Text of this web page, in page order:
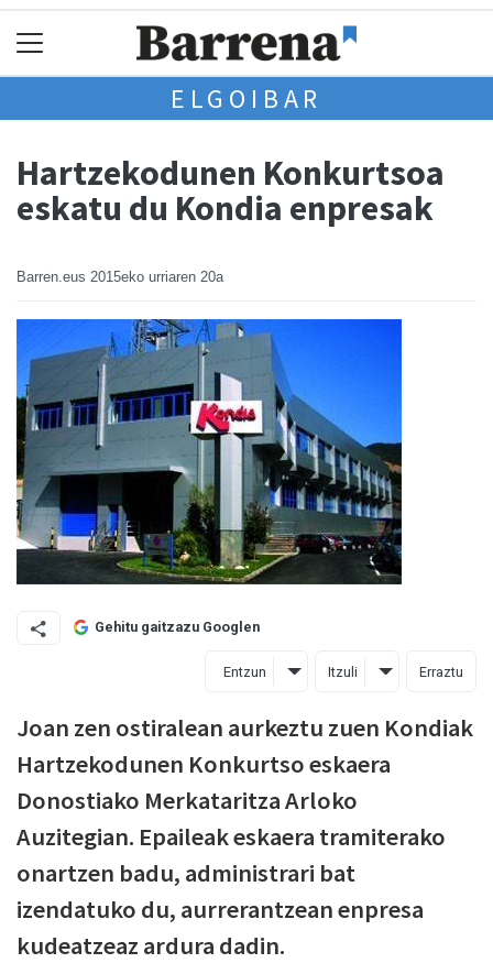
ELGOIBAR
Hartzekodunen Konkurtsoa
eskatu du Kondia enpresak
Barren.eus 2015eko urriaren 20a
Gehitu gaitzazu Googlen
Entzun Itzuli Erraztu
Joan zen ostiralean aurkeztu zuen Kondiak
Hartzekodunen Konkurtso eskaera
Donostiako Merkataritza Arloko
Auzitegian. Epaileak eskaera tramiterako
onartzen badu, administrari bat
izendatuko du, aurrerantzean enpresa
kudeatzeaz ardura dadin.